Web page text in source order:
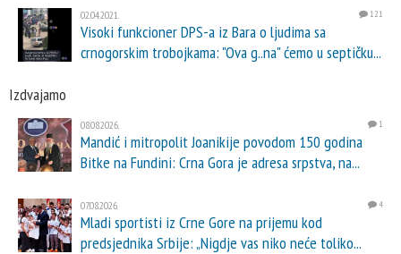
02.04.2021. 121
Visoki funkcioner DPS-a iz Bara o ljudima sa
crnogorskim trobojkama: "Ova g..na" ćemo u septičku...
Izdvajamo
08.08.2026. 1
Mandić i mitropolit Joanikije povodom 150 godina
Bitke na Fundini: Crna Gora je adresa srpstva, na...
07.08.2026. 4
Mladi sportisti iz Crne Gore na prijemu kod
predsjednika Srbije: „Nigdje vas niko neće toliko...